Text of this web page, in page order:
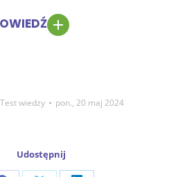
Test wiedzy pon., 20 maj 2024
Udostępnij